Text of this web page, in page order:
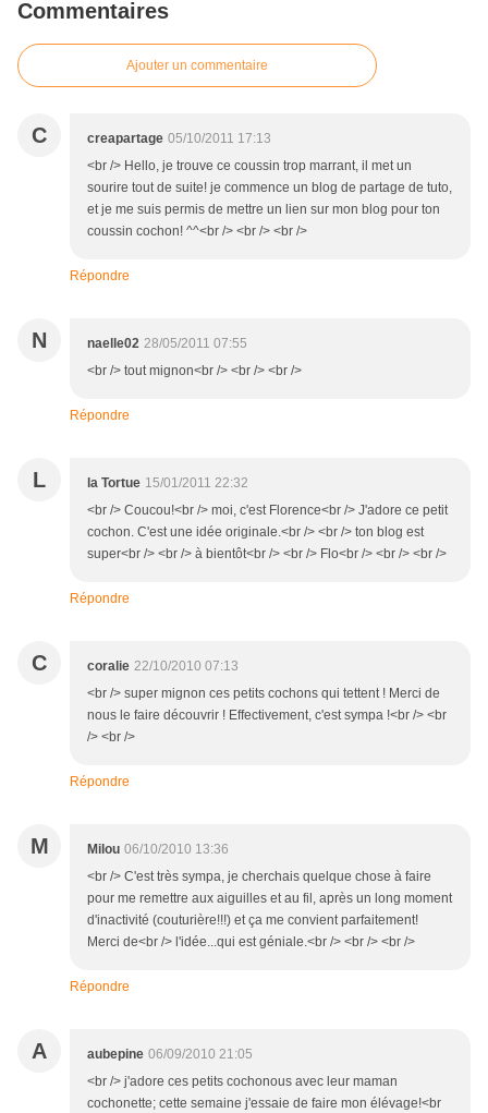
Commentaires
Ajouter un commentaire
C creapartage 05/10/2011 17:13
<br /> Hello, je trouve ce coussin trop marrant, il met un
sourire tout de suite! je commence un blog de partage de tuto,
et je me suis permis de mettre un lien sur mon blog pour ton
coussin cochon! ^^<br /> <br /> <br />
Répondre
N naelle02 28/05/2011 07:55
<br /> tout mignon<br /> <br /> <br />
Répondre
L la Tortue 15/01/2011 22:32
<br /> Coucou!<br /> moi, c'est Florence<br /> J'adore ce petit
cochon. C'est une idée originale.<br /> <br /> ton blog est
super<br /> <br /> à bientôt<br /> <br /> Flo<br /> <br /> <br />
Répondre
C coralie 22/10/2010 07:13
<br /> super mignon ces petits cochons qui tettent ! Merci de
nous le faire découvrir ! Effectivement, c'est sympa !<br /> <br
/> <br />
Répondre
M Milou 06/10/2010 13:36
<br /> C'est très sympa, je cherchais quelque chose à faire
pour me remettre aux aiguilles et au fil, après un long moment
d'inactivité (couturière!!!) et ça me convient parfaitement!
Merci de<br /> l'idée...qui est géniale.<br /> <br /> <br />
Répondre
A aubepine 06/09/2010 21:05
<br /> j'adore ces petits cochonous avec leur maman
cochonette; cette semaine j'essaie de faire mon élévage!<br